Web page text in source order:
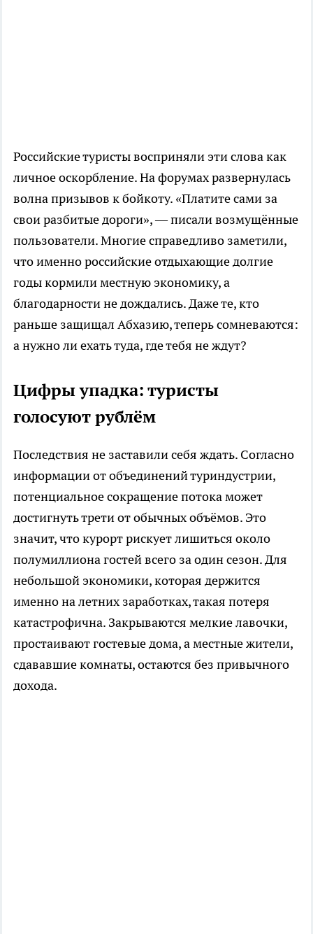
Российские туристы восприняли эти слова как
личное оскорбление. На форумах развернулась
волна призывов к бойкоту. «Платите сами за
свои разбитые дороги», — писали возмущённые
пользователи. Многие справедливо заметили,
что именно российские отдыхающие долгие
годы кормили местную экономику, а
благодарности не дождались. Даже те, кто
раньше защищал Абхазию, теперь сомневаются:
а нужно ли ехать туда, где тебя не ждут?
Цифры упадка: туристы
голосуют рублём
Последствия не заставили себя ждать. Согласно
информации от объединений туриндустрии,
потенциальное сокращение потока может
достигнуть трети от обычных объёмов. Это
значит, что курорт рискует лишиться около
полумиллиона гостей всего за один сезон. Для
небольшой экономики, которая держится
именно на летних заработках, такая потеря
катастрофична. Закрываются мелкие лавочки,
простаивают гостевые дома, а местные жители,
сдававшие комнаты, остаются без привычного
дохода.